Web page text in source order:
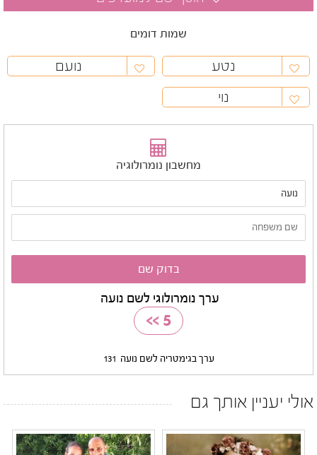
שמות דומים
נטע
נועם
נוי
מחשבון נומרולוגיה
ערך נומרולוגי לשם נועה
5
>>
ערך בגימטריה לשם נועה 131
אולי יעניין אותך גם